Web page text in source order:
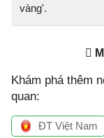
vàng'.
Khám phá thêm
quan:
ĐT Việt Nam